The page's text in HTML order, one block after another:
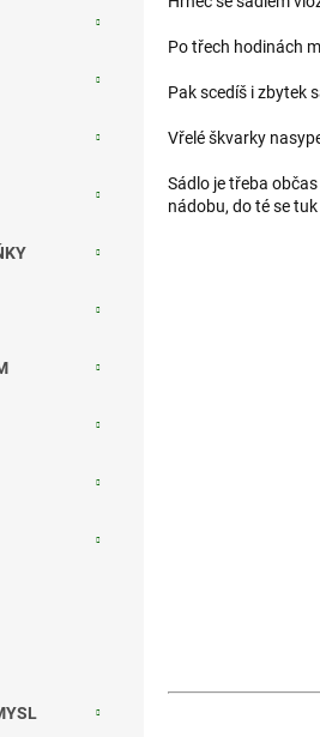
Po třech hodinách
Pak scedíš i zbytek
Vřelé škvarky
Sádlo je třeba
nádobu, do té se